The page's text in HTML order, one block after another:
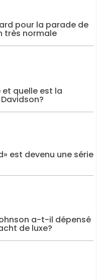
pour la parade de
très normale
et quelle est la
est devenu une série
a-t-il dépensé
de luxe?